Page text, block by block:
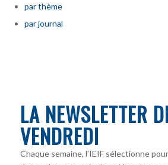
par thème
par journal
LA NEWSLETTER
VENDREDI
Chaque semaine, l’IEIF sélectionne